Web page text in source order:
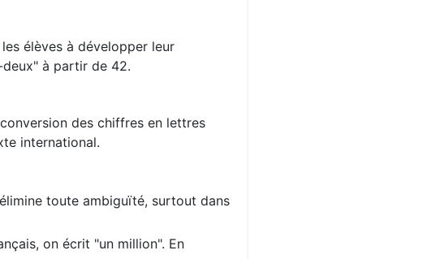
élèves à développer leur
à partir de 42.
des chiffres en lettres
international.
toute ambiguïté, surtout dans
on écrit "un million". En